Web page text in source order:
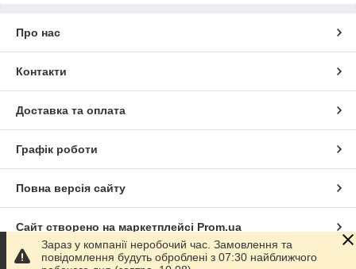
Про нас
Контакти
Доставка та оплата
Графік роботи
Повна версія сайту
Сайт створено на маркетплейсі Prom.ua
Політика конфіденційності
Зараз у компанії неробочий час. Замовлення та
повідомлення будуть оброблені з 07:30 найближчого